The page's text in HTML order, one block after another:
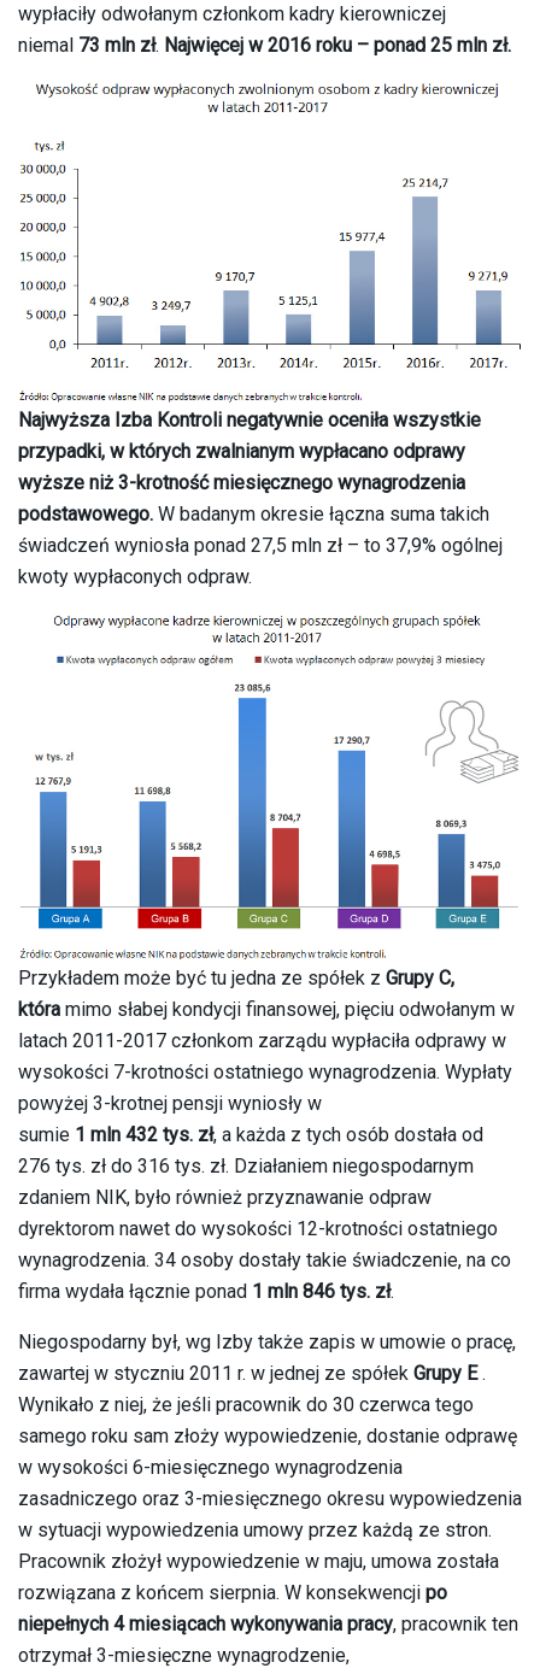
wypłaciły odwołanym członkom kadry kierowniczej
niemal 73 mln zł. Najwięcej w 2016 roku – ponad 25 mln zł.
Najwyższa Izba Kontroli negatywnie oceniła wszystkie
przypadki, w których zwalnianym wypłacano odprawy
wyższe niż 3-krotność miesięcznego wynagrodzenia
podstawowego. W badanym okresie łączna suma takich
świadczeń wyniosła ponad 27,5 mln zł – to 37,9% ogólnej
kwoty wypłaconych odpraw.
Przykładem może być tu jedna ze spółek z Grupy C,
która mimo słabej kondycji finansowej, pięciu odwołanym w
latach 2011-2017 członkom zarządu wypłaciła odprawy w
wysokości 7-krotności ostatniego wynagrodzenia. Wypłaty
powyżej 3-krotnej pensji wyniosły w
sumie 1 mln 432 tys. zł, a każda z tych osób dostała od
276 tys. zł do 316 tys. zł. Działaniem niegospodarnym
zdaniem NIK, było również przyznawanie odpraw
dyrektorom nawet do wysokości 12-krotności ostatniego
wynagrodzenia. 34 osoby dostały takie świadczenie, na co
firma wydała łącznie ponad 1 mln 846 tys. zł.
Niegospodarny był, wg Izby także zapis w umowie o pracę,
zawartej w styczniu 2011 r. w jednej ze spółek Grupy E.
Wynikało z niej, że jeśli pracownik do 30 czerwca tego
samego roku sam złoży wypowiedzenie, dostanie odprawę
w wysokości 6-miesięcznego wynagrodzenia
zasadniczego oraz 3-miesięcznego okresu wypowiedzenia
w sytuacji wypowiedzenia umowy przez każdą ze stron.
Pracownik złożył wypowiedzenie w maju, umowa została
rozwiązana z końcem sierpnia. W konsekwencji po
niepełnych 4 miesiącach wykonywania pracy, pracownik ten
otrzymał 3-miesięczne wynagrodzenie,